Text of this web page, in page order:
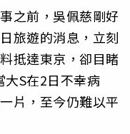
之前，吳佩慈剛好
旅遊的消息，立刻
抵達東京，卻目睹
S在2日不幸病
片，至今仍難以平